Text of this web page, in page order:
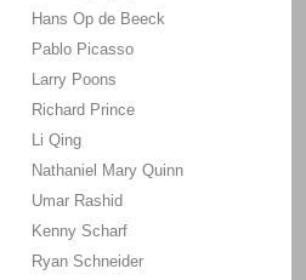
Hans Op de Beeck
Pablo Picasso
Larry Poons
Richard Prince
Li Qing
Nathaniel Mary Quinn
Umar Rashid
Kenny Scharf
Ryan Schneider